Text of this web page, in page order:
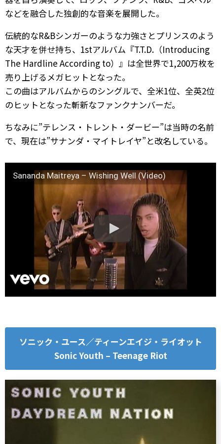
などを融合した独創的な音楽を展開した。
伝統的なR&Bシンガーのような力強さとプリンスのよう
な天才を併せ持ち、1stアルバム『T.T.D.（Introducing
The Hardline According to）』は全世界で1,200万枚を
売り上げるメガヒットとなった。
この曲はアルバムからのシングルで、全米1位、全英2位
のヒットとなった斬新なファンクナンバーだ。
ちなみに”テレンス・トレント・ダービー”は当時の名前
で、現在は”サナンダ・マイトレイヤ”と改名している。
Sananda Maitreya – Wishing Well (Video)
ソニック・ユース／ティーンエイジ・ライオット
Sonic Youth – Teenage Riot